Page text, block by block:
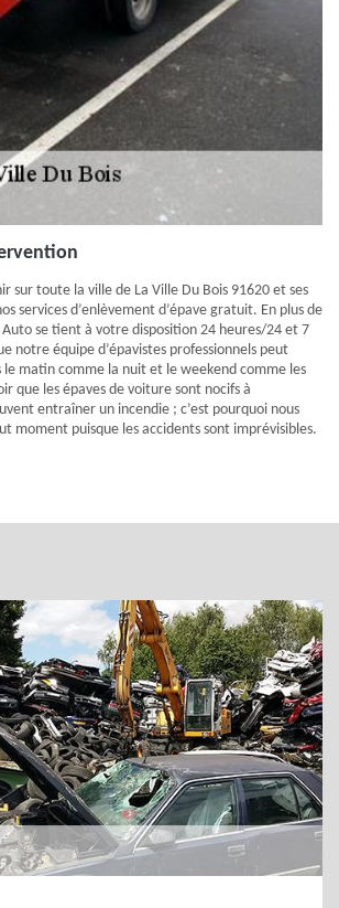
sur toute la ville de La Ville Du Bois 91620 et ses
services d’enlèvement d’épave gratuit. En plus de
Auto se tient à votre disposition 24 heures/24 et 7
notre équipe d’épavistes professionnels peut
matin comme la nuit et le weekend comme les
que les épaves de voiture sont nocifs à
entraîner un incendie ; c’est pourquoi nous
moment puisque les accidents sont imprévisibles.